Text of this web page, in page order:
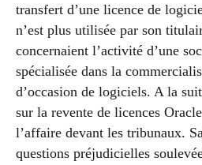
transfert d’une licence de
n’est plus utilisée par son
concernaient l’activité d’une
spécialisée dans la
d’occasion de logiciels. A la
sur la revente de licences
l’affaire devant les tribunaux.
questions préjudicielles